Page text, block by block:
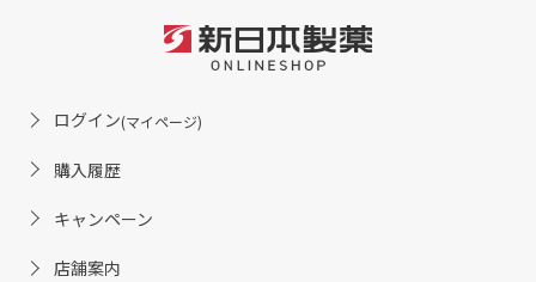
ログイン(マイページ)
購入履歴
キャンペーン
店舗案内